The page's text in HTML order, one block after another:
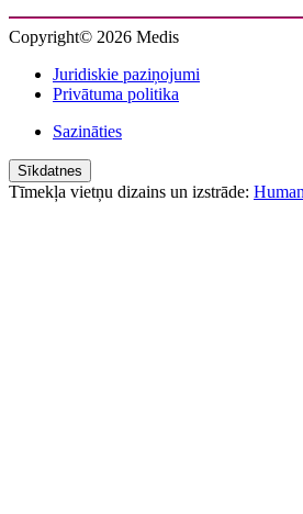
Copyright© 2026 Medis
Juridiskie paziņojumi
Privātuma politika
Sazināties
Sīkdatnes
Tīmekļa vietņu dizains un izstrāde: